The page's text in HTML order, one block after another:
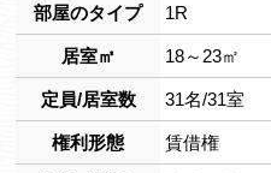
部屋のタイプ 1R
居室㎡ 18～23㎡
定員/居室数 31名/31室
権利形態 賃借権